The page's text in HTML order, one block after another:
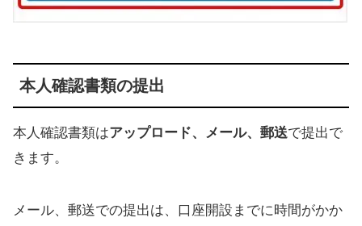
本人確認書類の提出
本人確認書類はアップロード、メール、郵送で提出で
きます。
メール、郵送での提出は、口座開設までに時間がかか